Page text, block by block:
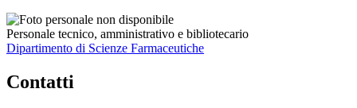
Personale tecnico, amministrativo e bibliotecario
Dipartimento di Scienze Farmaceutiche
Contatti